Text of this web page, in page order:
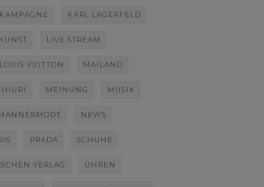
KAMPAGNE KARL LAGERFELD
KUNST LIVE STREAM
LOUIS VUITTON MAILAND
MEINUNG MUSIK
NEWS
PRADA SCHUHE
VERLAG UHREN